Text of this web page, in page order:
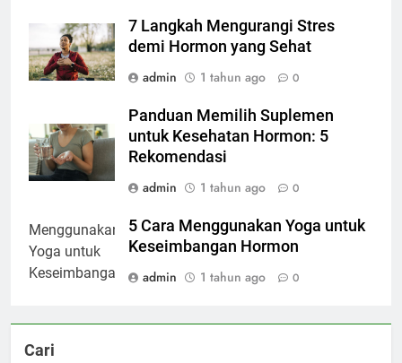
7 Langkah Mengurangi Stres
demi Hormon yang Sehat
admin
1 tahun ago 0
Panduan Memilih Suplemen
untuk Kesehatan Hormon: 5
Rekomendasi
admin
1 tahun ago 0
5 Cara Menggunakan Yoga untuk
Keseimbangan Hormon
admin
1 tahun ago 0
Cari